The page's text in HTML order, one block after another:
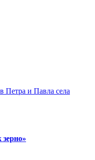
Петра и Павла села